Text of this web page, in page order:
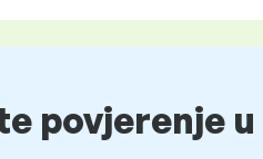
povjerenje